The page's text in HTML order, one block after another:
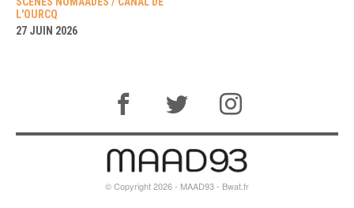
L'OURCQ
27 JUIN 2026
© Copyright 2026 - MAAD93 - Bwat.fr